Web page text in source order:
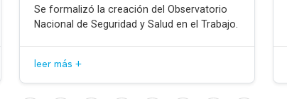
Se formalizó la creación del Observatorio
Nacional de Seguridad y Salud en el Trabajo.
leer más +